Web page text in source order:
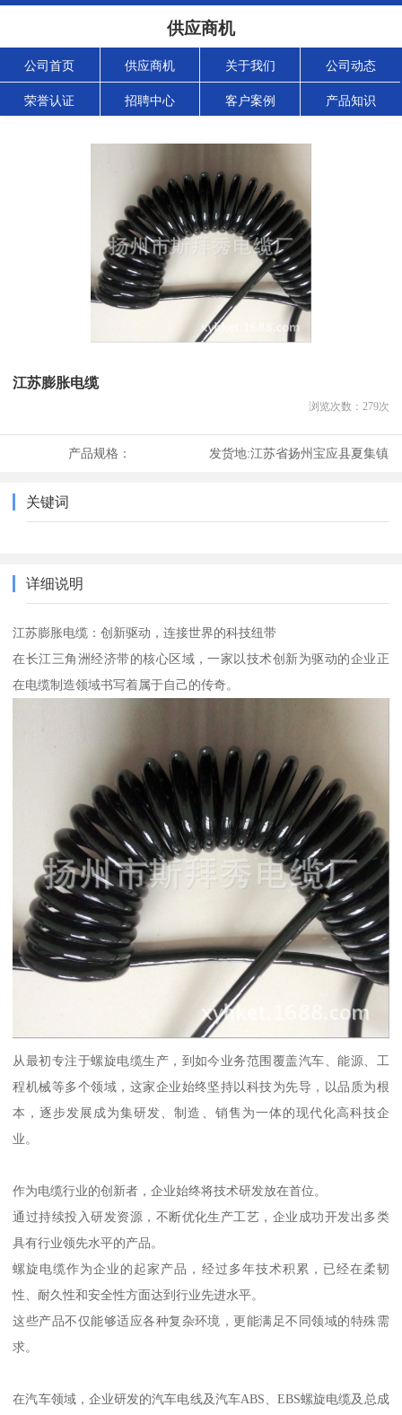
供应商机
公司首页 供应商机 关于我们 公司动态
荣誉认证 招聘中心 客户案例 产品知识
江苏膨胀电缆
浏览次数： 279次
产品规格： 发货地:江苏省扬州宝应县夏集镇
关键词
详细说明
江苏膨胀电缆：创新驱动，连接世界的科技纽带
在长江三角洲经济带的核心区域，一家以技术创新为驱动的企业正
在电缆制造领域书写着属于自己的传奇。
从最初专注于螺旋电缆生产，到如今业务范围覆盖汽车、能源、工
程机械等多个领域，这家企业始终坚持以科技为先导，以品质为根
本，逐步发展成为集研发、制造、销售为一体的现代化高科技企
业。
作为电缆行业的创新者，企业始终将技术研发放在首位。
通过持续投入研发资源，不断优化生产工艺，企业成功开发出多类
具有行业领先水平的产品。
螺旋电缆作为企业的起家产品，经过多年技术积累，已经在柔韧
性、耐久性和安全性方面达到行业先进水平。
这些产品不仅能够适应各种复杂环境，更能满足不同领域的特殊需
求。
在汽车领域，企业研发的汽车电线及汽车ABS、EBS螺旋电缆及总成